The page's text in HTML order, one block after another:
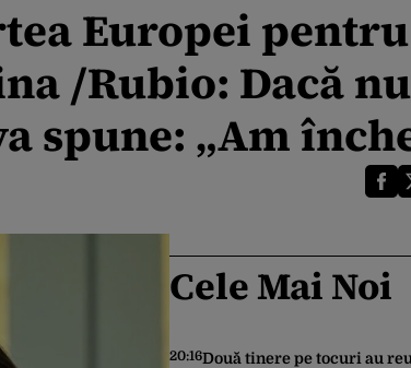
Europei pentru
/Rubio: Dacă
spune: „Am
Cele Mai Noi
20:16Două tinere pe tocuri au